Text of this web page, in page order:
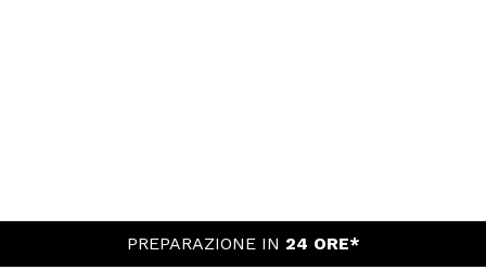
PREPARAZIONE IN 24 ORE*